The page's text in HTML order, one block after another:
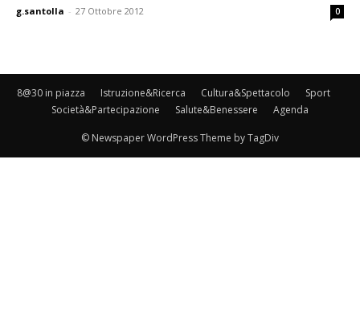
g.santolla - 27 Ottobre 2012 0
8@30 in piazza Istruzione&Ricerca Cultura&Spettacolo
Sport
Società&Partecipazione
Salute&Benessere Agenda
© Newspaper WordPress Theme by TagDiv